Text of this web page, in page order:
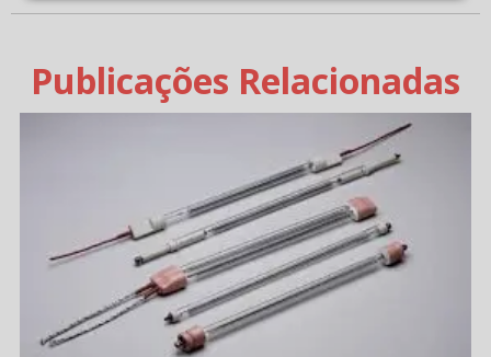
Publicações Relacionadas